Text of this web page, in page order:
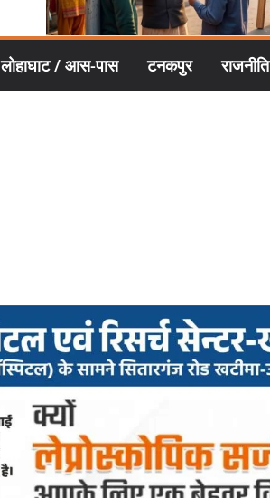
लोहाघाट / आस-पास टनकपुर राजनीति